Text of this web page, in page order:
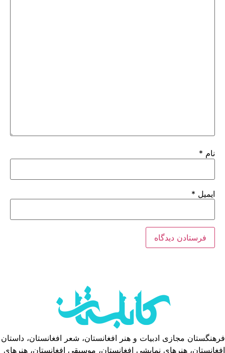
نام *
ایمیل *
فرهنگستان مجازی ادبیات و هنر افغانستان، شعر افغانستان، داستان
افغانستان، هنرهای نمایشی افغانستان، موسیقی افغانستان، هنرهای